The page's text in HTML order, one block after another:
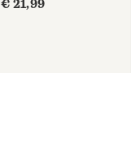
€ 21,99